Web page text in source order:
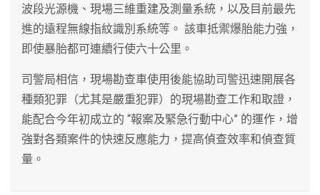
波段光源機、現場三維重建及測量系統，以及目前最先
進的遠程無線指紋識別系統等。 該車抵禦爆胎能力強，
即使暴胎都可連續行使六十公里。
司警局相信，現場勘查車使用後能協助司警迅速開展各
種類犯罪（尤其是嚴重犯罪）的現場勘查工作和取證，
能配合今年初成立的 “報案及緊急行動中心” 的運作，增
強對各類案件的快速反應能力，提高偵查效率和偵查質
量。